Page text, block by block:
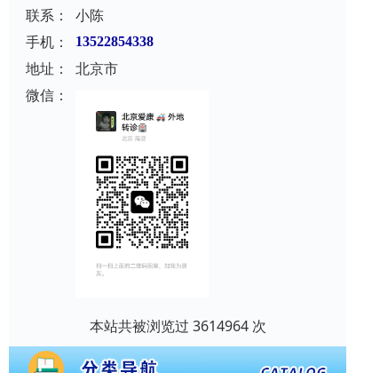
联系：
小陈
手机：
13522854338
地址：
北京市
微信：
本站共被浏览过 3614964 次